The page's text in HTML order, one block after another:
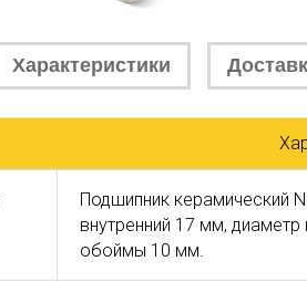
Характеристики
Подшипник керамический
внутренний 17 мм,
обоймы 10 мм.